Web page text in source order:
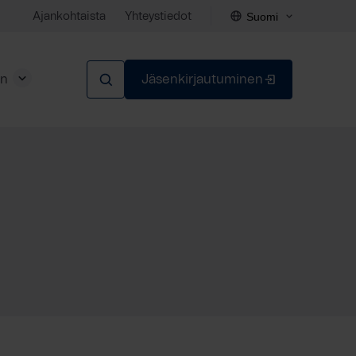
Ajankohtaista Yhteystiedot Suomi
Jäsenkirjautuminen